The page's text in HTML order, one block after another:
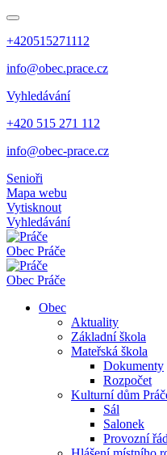
+420515271112
info@obec.prace.cz
Vyhledávání
+420 515 271 112
info@obec-prace.cz
Senioři
Mapa webu
Vytisknout
Vyhledávání
Obec Práče
Obec Práče
Obec
Aktuality
Základní škola
Mateřská škola
Dokumenty
Rozpočet
Kulturní dům
Sál
Salonek
Provozní